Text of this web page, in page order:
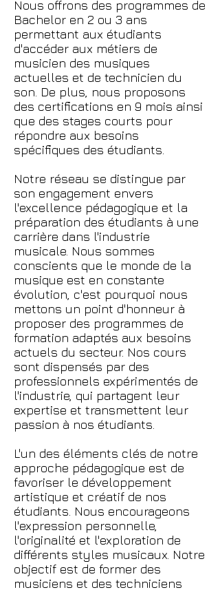
Nous offrons des programmes de
Bachelor en 2 ou 3 ans
permettant aux étudiants
d'accéder aux métiers de
musicien des musiques
actuelles et de technicien du
son. De plus, nous proposons
des certifications en 9 mois ainsi
que des stages courts pour
répondre aux besoins
spécifiques des étudiants.
Notre réseau se distingue par
son engagement envers
l'excellence pédagogique et la
préparation des étudiants à une
carrière dans l'industrie
musicale. Nous sommes
conscients que le monde de la
musique est en constante
évolution, c'est pourquoi nous
mettons un point d'honneur à
proposer des programmes de
formation adaptés aux besoins
actuels du secteur. Nos cours
sont dispensés par des
professionnels expérimentés de
l'industrie, qui partagent leur
expertise et transmettent leur
passion à nos étudiants.
L'un des éléments clés de notre
approche pédagogique est de
favoriser le développement
artistique et créatif de nos
étudiants. Nous encourageons
l'expression personnelle,
l'originalité et l'exploration de
différents styles musicaux. Notre
objectif est de former des
musiciens et des techniciens